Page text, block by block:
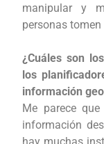
manipular y
personas
¿Cuáles son
los
información
Me parece
información